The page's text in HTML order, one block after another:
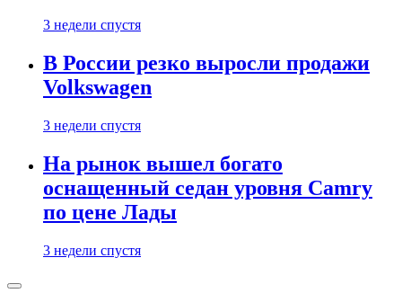
3 недели спустя
В России резко выросли продажи
Volkswagen
3 недели спустя
На рынок вышел богато
оснащенный седан уровня Camry
по цене Лады
3 недели спустя